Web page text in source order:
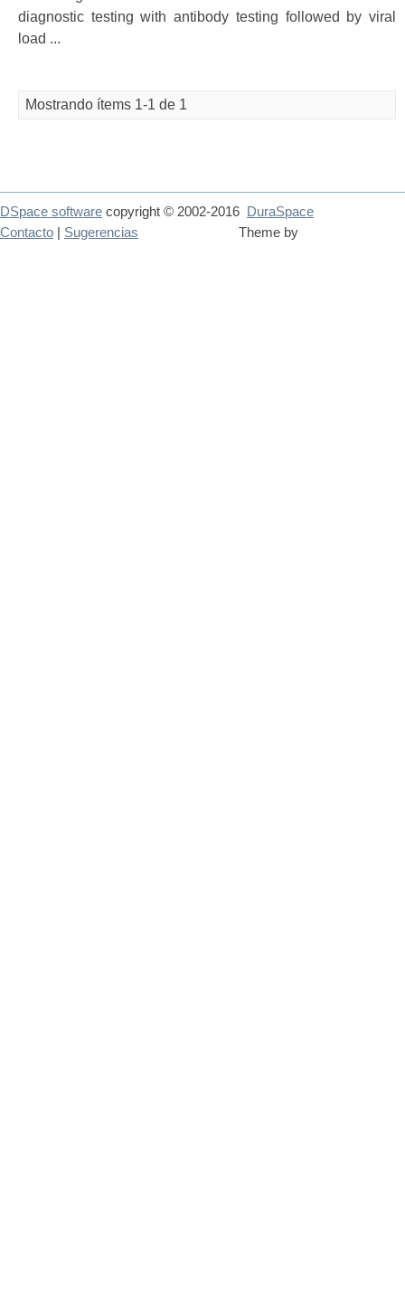
diagnostic testing with antibody testing followed by viral
load ...
Mostrando ítems 1-1 de 1
DSpace software copyright © 2002-2016
DuraSpace
Theme by
Contacto Sugerencias